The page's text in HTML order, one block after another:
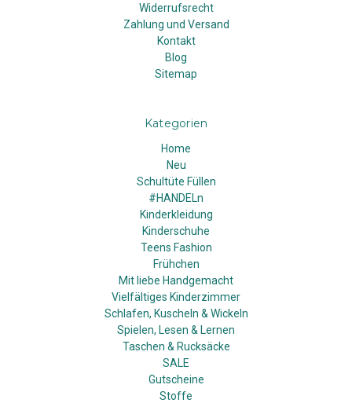
Widerrufsrecht
Zahlung und Versand
Kontakt
Blog
Sitemap
Kategorien
Home
Neu
Schultüte Füllen
#HANDELn
Kinderkleidung
Kinderschuhe
Teens Fashion
Frühchen
Mit liebe Handgemacht
Vielfältiges Kinderzimmer
Schlafen, Kuscheln & Wickeln
Spielen, Lesen & Lernen
Taschen & Rucksäcke
SALE
Gutscheine
Stoffe